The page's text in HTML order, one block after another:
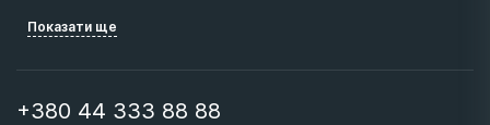
Показати ще
+380 44 333 88 88